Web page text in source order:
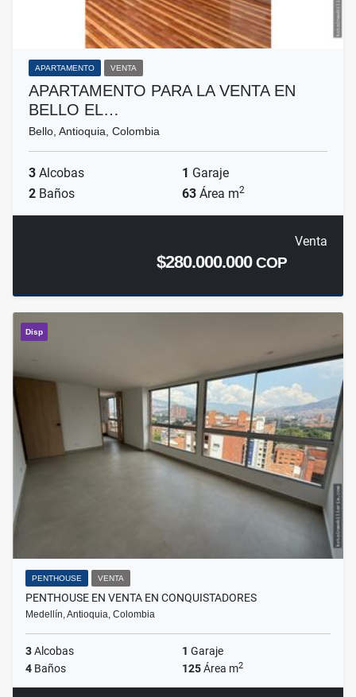
APARTAMENTO VENTA
APARTAMENTO PARA LA VENTA EN
BELLO EL…
Bello, Antioquia, Colombia
3 Alcobas 1 Garaje
2 Baños 63 Área m2
Venta
$280.000.000COP
Disp
PENTHOUSE VENTA
PENTHOUSE EN VENTA EN CONQUISTADORES
Medellín, Antioquia, Colombia
3Alcobas 1 Garaje
4 Baños 125Área m2